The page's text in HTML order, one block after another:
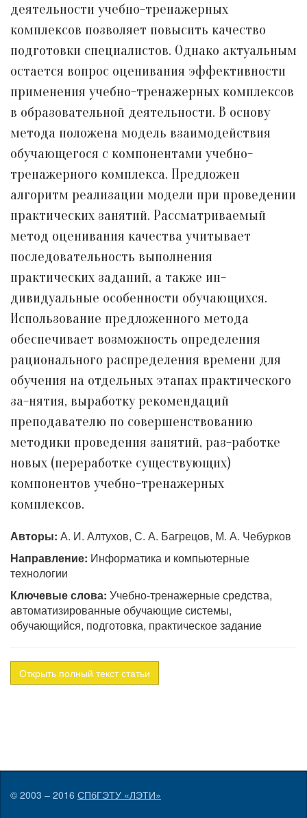
деятельности учебно-тренажерных
комплексов позволяет повысить качество
подготовки специалистов. Однако актуальным
остается вопрос оценивания эффективности
применения учебно-тренажерных комплексов
в образовательной деятельности. В основу
метода положена модель взаимодействия
обучающегося с компонентами учебно-
тренажерного комплекса. Предложен
алгоритм реализации модели при проведении
практических занятий. Рассматриваемый
метод оценивания качества учитывает
последовательность выполнения
практических заданий, а также ин-
дивидуальные особенности обучающихся.
Использование предложенного метода
обеспечивает возможность определения
рационального распределения времени для
обучения на отдельных этапах практического
за-нятия, выработку рекомендаций
преподавателю по совершенствованию
методики проведения занятий, раз-работке
новых (переработке существующих)
компонентов учебно-тренажерных
комплексов.
Авторы: А. И. Алтухов, С. А. Багрецов, М. А. Чебурков
Направление: Информатика и компьютерные
технологии
Ключевые слова: Учебно-тренажерные средства,
автоматизированные обучающие системы,
обучающийся, подготовка, практическое задание
Открыть полный текст статьи
© 2003 – 2016 СПбГЭТУ «ЛЭТИ»